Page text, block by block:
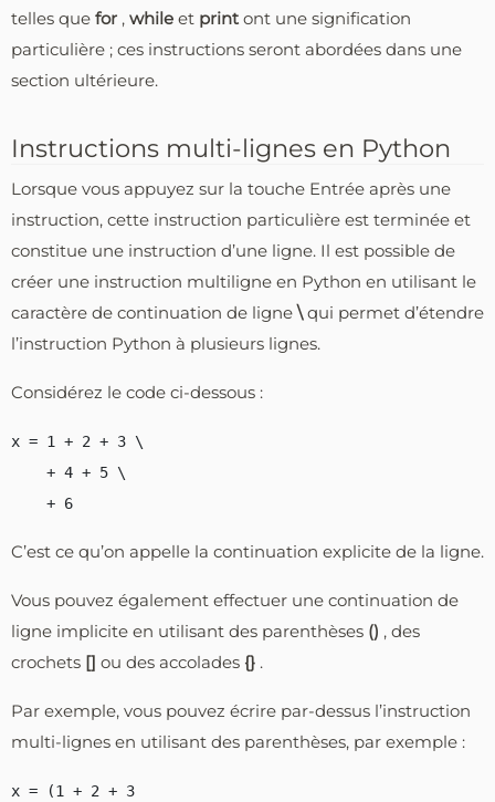
telles que for , while et print ont une signification
particulière ; ces instructions seront abordées dans une
section ultérieure.
Instructions multi-lignes en Python
Lorsque vous appuyez sur la touche Entrée après une
instruction, cette instruction particulière est terminée et
constitue une instruction d’une ligne. Il est possible de
créer une instruction multiligne en Python en utilisant le
caractère de continuation de ligne\qui permet d’étendre
l’instruction Python à plusieurs lignes.
Considérez le code ci-dessous :
x = 1 + 2 + 3 \
    + 4 + 5 \
C’est ce qu’on appelle la continuation explicite de la ligne.
Vous pouvez également effectuer une continuation de
ligne implicite en utilisant des parenthèses () , des
crochets [] ou des accolades {} .
Par exemple, vous pouvez écrire par-dessus l’instruction
multi-lignes en utilisant des parenthèses, par exemple :
x = (1 + 2 + 3